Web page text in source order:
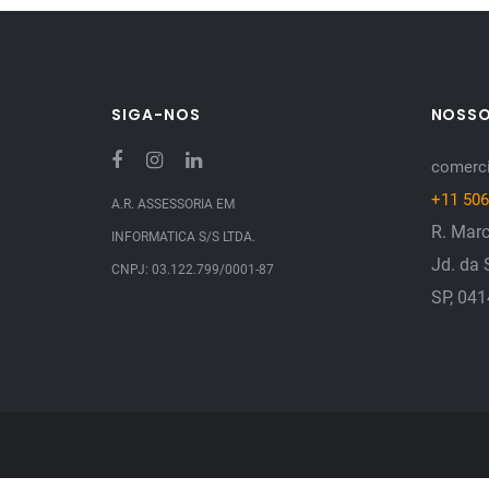
SIGA-NOS
A.R. ASSESSORIA EM
INFORMATICA S/S LTDA.
CNPJ: 03.122.799/0001-87
+11
R.
Jd. da
SP,